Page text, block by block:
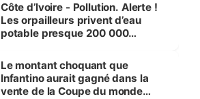
Côte d’Ivoire - Pollution. Alerte !
Les orpailleurs privent d’eau
potable presque 200 000
Le montant choquant que
Infantino aurait gagné dans la
vente de la Coupe du monde